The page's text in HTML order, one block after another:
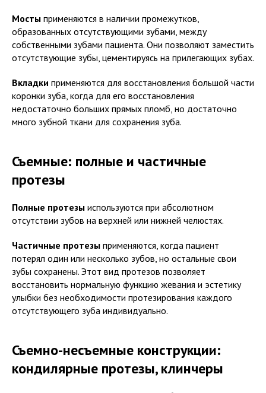
Мосты применяются в наличии промежутков,
образованных отсутствующими зубами, между
собственными зубами пациента. Они позволяют заместить
отсутствующие зубы, цементируясь на прилегающих зубах.
Вкладки применяются для восстановления большой части
коронки зуба, когда для его восстановления
недостаточно больших прямых пломб, но достаточно
много зубной ткани для сохранения зуба.
Съемные: полные и частичные
протезы
Полные протезы используются при абсолютном
отсутствии зубов на верхней или нижней челюстях.
Частичные протезы применяются, когда пациент
потерял один или несколько зубов, но остальные свои
зубы сохранены. Этот вид протезов позволяет
восстановить нормальную функцию жевания и эстетику
улыбки без необходимости протезирования каждого
отсутствующего зуба индивидуально.
Съемно-несъемные конструкции:
кондилярные протезы, клинчеры